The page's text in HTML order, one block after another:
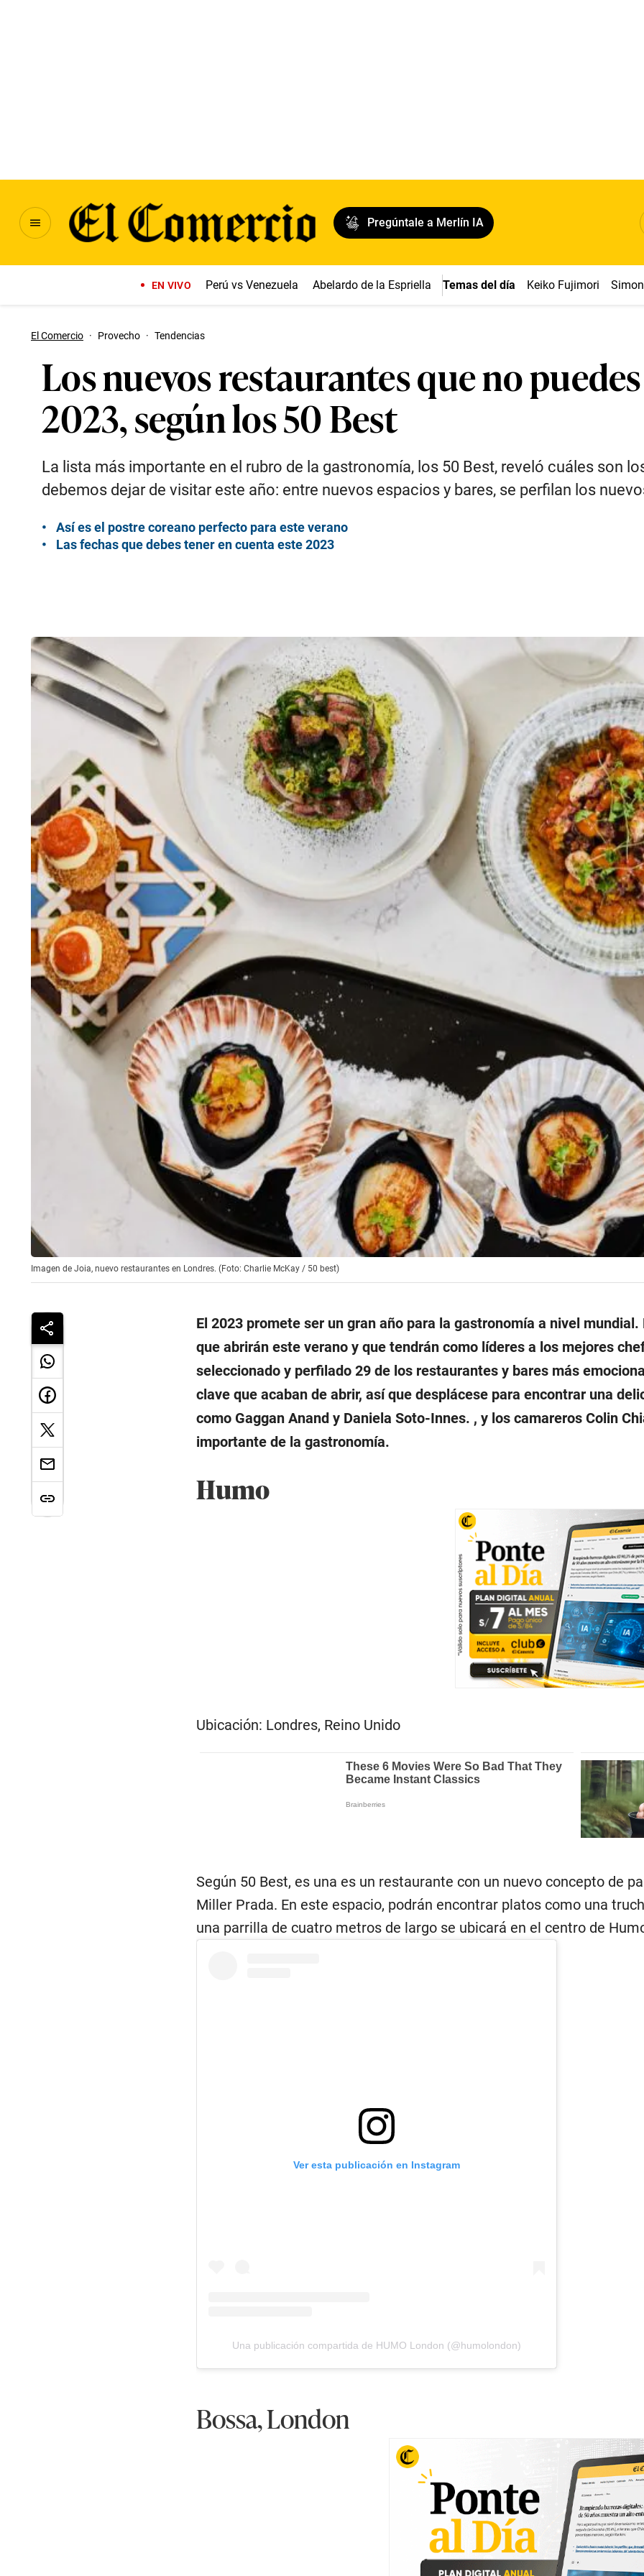
Pregúntale a Merlín IA
EN VIVO Perú vs Venezuela Abelardo de la Espriella Temas del día Keiko Fujimori
El Comercio · Provecho · Tendencias
Los nuevos restaurantes que no
2023, según los 50 Best
La lista más importante en el rubro de la gastronomía, los 50 Best, reveló cuáles son
debemos dejar de visitar este año: entre nuevos espacios y bares, se perfilan los
Así es el postre coreano perfecto para este verano
Las fechas que debes tener en cuenta este 2023
Imagen de Joia, nuevo restaurantes en Londres. (Foto: Charlie McKay / 50 best)
El 2023 promete ser un gran año para la gastronomía a nivel
que abrirán este verano y que tendrán como líderes a los mejores
seleccionado y perfilado 29 de los restaurantes y bares más
clave que acaban de abrir, así que desplácese para encontrar una
como Gaggan Anand y Daniela Soto-Innes. , y los camareros Colin
importante de la gastronomía.
Humo
Ubicación: Londres, Reino Unido
Según 50 Best, es una es un restaurante con un nuevo concepto de
Miller Prada. En este espacio, podrán encontrar platos como una
una parrilla de cuatro metros de largo se ubicará en el centro de
Ver esta publicación en Instagram
Una publicación compartida de HUMO London (@humolondon)
Bossa, London